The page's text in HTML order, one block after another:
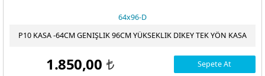
64x96-D
P10 KASA -64CM GENIŞLIK 96CM YÜKSEKLIK DIKEY TEK YÖN KASA
1.850,00 t Sepete At